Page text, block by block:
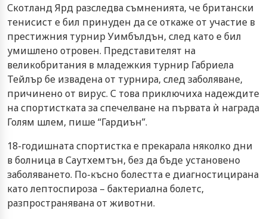
Скотланд Ярд разследва съмненията, че британски
тенисист е бил принуден да се откаже от участие в
престижния турнир Уимбълдън, след като е бил
умишлено отровен. Представителят на
великобритания в младежкия турнир Габриела
Тейлър бе извадена от турнира, след заболяване,
причинено от вирус. С това приключиха надеждите
на спортистката за спечелване на първата ѝ награда
Голям шлем, пише “Гардиън”.
18-годишната спортистка е прекарала няколко дни
в болница в Саутхемтън, без да бъде установено
заболяването. По-късно болестта е диагностицирана
като лептоспироза – бактериална болетс,
разпространявана от животни.